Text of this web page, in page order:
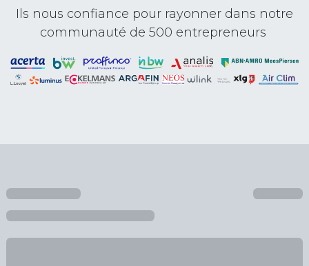
Ils nous confiance pour rayonner dans notre
communauté de 500 entrepreneurs